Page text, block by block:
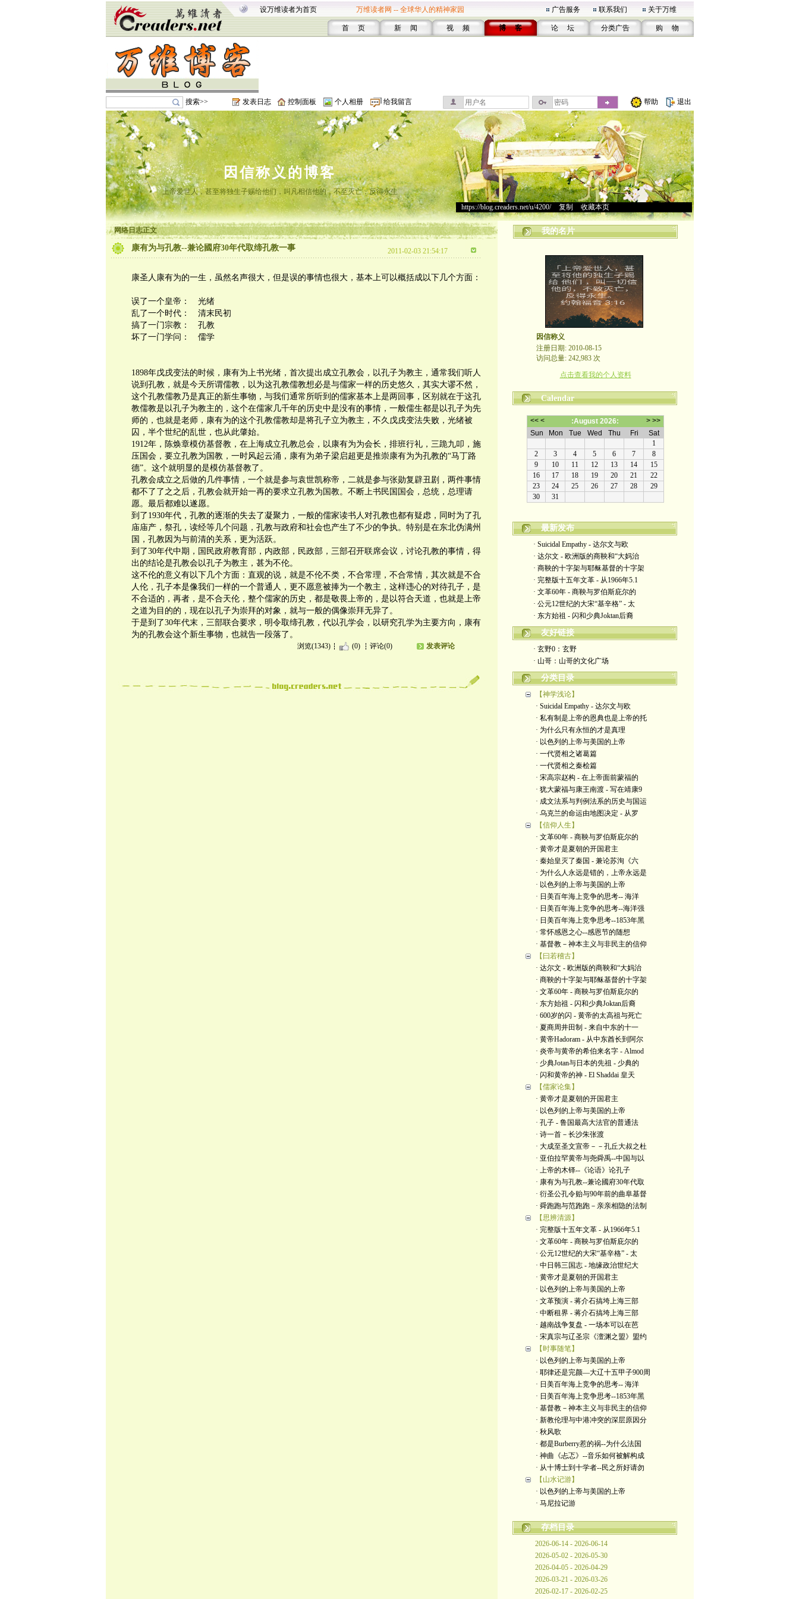
设万维读者为首页 万维读者网 -- 全球华人的精神家园 广告服务 联系我们 关于万维
首 页 新 闻 视 频 博 客 论 坛 分类广告 购 物
搜索>> 发表日志 控制面板 个人相册 给我留言 帮助 退出
因信称义的博客
上帝爱世人，甚至将独生子赐给他们，叫凡相信他的，不至灭亡，反得永生
https://blog.creaders.net/u/4200/> 复制 收藏本页
网络日志正文
康有为与孔教--兼论國府30年代取缔孔教一事 2011-02-03 21:54:17
康圣人康有为的一生，虽然名声很大，但是误的事情也很大，基本上可以概括成以下几个方面：
误了一个皇帝： 光绪
乱了一个时代： 清末民初
搞了一门宗教： 孔教
坏了一门学问： 儒学
1898年戊戌变法的时候，康有为上书光绪，首次提出成立孔教会，以孔子为教主，通常我们听人
说到孔教，就是今天所谓儒教，以为这孔教儒教想必是与儒家一样的历史悠久，其实大谬不然，
这个孔教儒教乃是真正的新生事物，与我们通常所听到的儒家基本上是两回事，区别就在于这孔
教儒教是以孔子为教主的，这个在儒家几千年的历史中是没有的事情，一般儒生都是以孔子为先
师的，也就是老师，康有为的这个孔教儒教却是将孔子立为教主，不久戊戌变法失败，光绪被
囚，半个世纪的乱世，也从此肇始。
1912年，陈焕章模仿基督教，在上海成立孔教总会，以康有为为会长，排班行礼，三跪九叩，施
压国会，要立孔教为国教，一时风起云涌，康有为弟子梁启超更是推崇康有为为孔教的“马丁路
德”。这个就明显的是模仿基督教了。
孔教会成立之后做的几件事情，一个就是参与袁世凯称帝，二就是参与张勋复辟丑剧，两件事情
都不了了之之后，孔教会就开始一再的要求立孔教为国教。不断上书民国国会，总统，总理请
愿。最后都难以遂愿。
到了1930年代，孔教的逐渐的失去了凝聚力，一般的儒家读书人对孔教也都有疑虑，同时为了孔
庙庙产，祭孔，读经等几个问题，孔教与政府和社会也产生了不少的争执。特别是在东北伪满州
国，孔教因为与前清的关系，更为活跃。
到了30年代中期，国民政府教育部，内政部，民政部，三部召开联席会议，讨论孔教的事情，得
出的结论是孔教会以孔子为教主，甚为不伦。
这不伦的意义有以下几个方面：直观的说，就是不伦不类，不合常理，不合常情，其次就是不合
人伦，孔子本是像我们一样的一个普通人，更不愿意被捧为一个教主，这样违心的对待孔子，是
不合适的，再者，是不合天伦，整个儒家的历史，都是敬畏上帝的，是以符合天道，也就是上帝
之道为目的的，现在以孔子为崇拜的对象，就与一般的偶像崇拜无异了。
于是到了30年代末，三部联合要求，明令取缔孔教，代以孔学会，以研究孔学为主要方向，康有
为的孔教会这个新生事物，也就告一段落了。
浏览(1343) (0) 评论(0) 发表评论
我的名片
因信称义
注册日期: 2010-08-15
访问总量: 242,983 次
点击查看我的个人资料
Calendar
最新发布
· Suicidal Empathy - 达尔文与欧
· 达尔文 - 欧洲版的商鞅和“大妈治
· 商鞅的十字架与耶稣基督的十字架
· 完整版十五年文革 - 从1966年5.1
· 文革60年 - 商鞅与罗伯斯庇尔的
· 公元12世纪的大宋“基辛格” - 太
· 东方始祖 - 闪和少典Joktan后裔
友好链接
· 玄野0：玄野
· 山哥：山哥的文化广场
分类目录
【神学浅论】
· Suicidal Empathy - 达尔文与欧
· 私有制是上帝的恩典也是上帝的托
· 为什么只有永恒的才是真理
· 以色列的上帝与美国的上帝
· 一代贤相之诸葛篇
· 一代贤相之秦桧篇
· 宋高宗赵构 - 在上帝面前蒙福的
· 犹大蒙福与康王南渡 - 写在靖康9
· 成文法系与判例法系的历史与国运
· 乌克兰的命运由地图决定 - 从罗
【信仰人生】
· 文革60年 - 商鞅与罗伯斯庇尔的
· 黄帝才是夏朝的开国君主
· 秦始皇灭了秦国 - 兼论苏洵《六
· 为什么人永远是错的，上帝永远是
· 以色列的上帝与美国的上帝
· 日美百年海上竞争的思考-- 海洋
· 日美百年海上竞争的思考--海洋强
· 日美百年海上竞争思考--1853年黑
· 常怀感恩之心--感恩节的随想
· 基督教－神本主义与非民主的信仰
【曰若稽古】
· 达尔文 - 欧洲版的商鞅和“大妈治
· 商鞅的十字架与耶稣基督的十字架
· 文革60年 - 商鞅与罗伯斯庇尔的
· 东方始祖 - 闪和少典Joktan后裔
· 600岁的闪 - 黄帝的太高祖与死亡
· 夏商周井田制 - 来自中东的十一
· 黄帝Hadoram - 从中东酋长到阿尔
· 炎帝与黄帝的希伯来名字 - Almod
· 少典Jotan与日本的先祖 - 少典的
· 闪和黄帝的神 - El Shaddai 皇天
【儒家论集】
· 黄帝才是夏朝的开国君主
· 以色列的上帝与美国的上帝
· 孔子 - 鲁国最高大法官的普通法
· 诗一首－长沙朱张渡
· 大成至圣文宣帝－－孔丘大叔之杜
· 亚伯拉罕黄帝与尧舜禹--中国与以
· 上帝的木铎--《论语》论孔子
· 康有为与孔教--兼论國府30年代取
· 衍圣公孔令贻与90年前的曲阜基督
· 舜跑跑与范跑跑－亲亲相隐的法制
【思辨清源】
· 完整版十五年文革 - 从1966年5.1
· 文革60年 - 商鞅与罗伯斯庇尔的
· 公元12世纪的大宋“基辛格” - 太
· 中日韩三国志 - 地缘政治世纪大
· 黄帝才是夏朝的开国君主
· 以色列的上帝与美国的上帝
· 文革预演 - 蒋介石搞垮上海三部
· 中断租界 - 蒋介石搞垮上海三部
· 越南战争复盘 - 一场本可以在芭
· 宋真宗与辽圣宗《澶渊之盟》盟约
【时事随笔】
· 以色列的上帝与美国的上帝
· 耶律还是完颜—大辽十五甲子900周
· 日美百年海上竞争的思考-- 海洋
· 日美百年海上竞争思考--1853年黑
· 基督教－神本主义与非民主的信仰
· 新教伦理与中港冲突的深层原因分
· 秋风歌
· 都是Burberry惹的祸--为什么法国
· 神曲《忐忑》--音乐如何被解构成
· 从十博士到十学者--民之所好请勿
【山水记游】
· 以色列的上帝与美国的上帝
· 马尼拉记游
存档目录
2026-06-14 - 2026-06-14
2026-05-02 - 2026-05-30
2026-04-05 - 2026-04-29
2026-03-21 - 2026-03-26
2026-02-17 - 2026-02-25